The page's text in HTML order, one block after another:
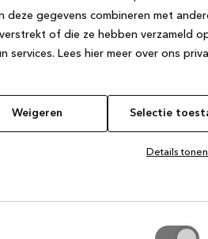
deze gegevens combineren met
of die ze hebben verzameld
services. Lees hier meer over ons
Weigeren Selectie
Details tonen
has occurred while loading